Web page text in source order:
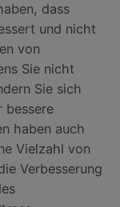
dass
und nicht
von
Sie nicht
Sie sich
bessere
haben auch
Vielzahl von
Verbesserung